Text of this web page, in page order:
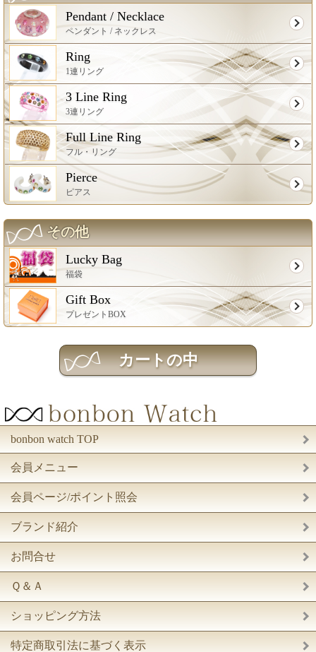
Pendant / Necklace
ペンダント / ネックレス
Ring
1連リング
3 Line Ring
3連リング
Full Line Ring
フル・リング
Pierce
ピアス
その他
Lucky Bag
福袋
Gift Box
プレゼントBOX
bonbon watch TOP
会員メニュー
会員ページ/ポイント照会
ブランド紹介
お問合せ
Ｑ＆Ａ
ショッピング方法
特定商取引法に基づく表示